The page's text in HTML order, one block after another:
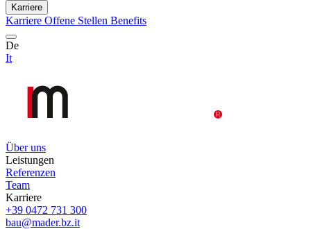
Karriere
Karriere Offene Stellen Benefits
De
It
Über uns
Leistungen
Referenzen
Team
Karriere
+39 0472 731 300
bau@mader.bz.it